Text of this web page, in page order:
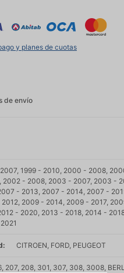
y planes de cuotas
de envío
1999 - 2010, 2000 - 2008,
2002 - 2008, 2003 - 2007, 2003 -
- 2013, 2007 - 2014, 2007 -
2009 - 2014, 2009 - 2017,
- 2020, 2013 - 2018, 2014 -
CITROEN, FORD, PEUGEOT
207, 208, 301, 307, 308, 3008,